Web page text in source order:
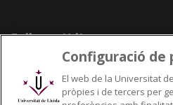
Enllaços UdL
Xarxes universitàries
Configuració de
El web de la Universitat
pròpies i de tercers per